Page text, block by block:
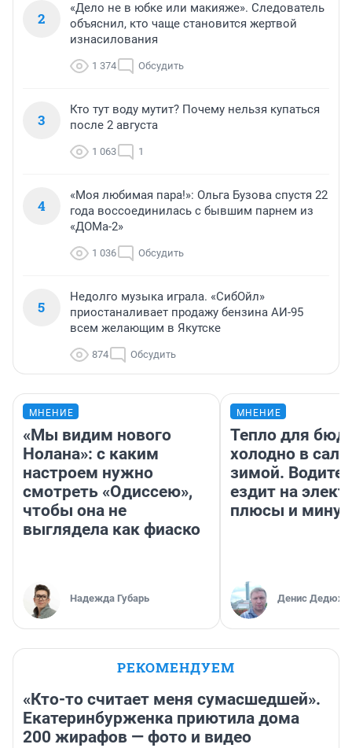
2
«Дело не в юбке или макияже». Следователь
объяснил, кто чаще становится жертвой
изнасилования
1 374 Обсудить
3
Кто тут воду мутит? Почему нельзя купаться
после 2 августа
1 063 1
4
«Моя любимая пара!»: Ольга Бузова спустя 22
года воссоединилась с бывшим парнем из
«ДОМа-2»
1 036 Обсудить
5
Недолго музыка играла. «СибОйл»
приостаналивает продажу бензина АИ-95
всем желающим в Якутске
874 Обсудить
МНЕНИЕ
«Мы видим нового
Нолана»: с каким
настроем нужно
смотреть «Одиссею»,
чтобы она не
выглядела как фиаско
Надежда Губарь
МНЕНИЕ
Тепло для
холодно в
зимой.
ездит на
плюсы и
Денис
РЕКОМЕНДУЕМ
«Кто-то считает меня сумасшедшей».
Екатеринбурженка приютила дома
200 жирафов — фото и видео